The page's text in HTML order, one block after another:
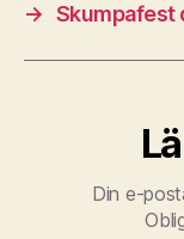
→ Skumpafest
Din e-